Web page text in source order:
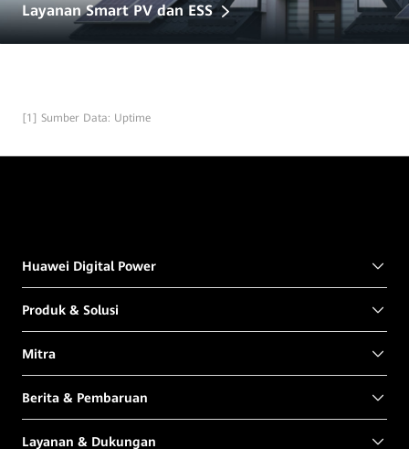
Layanan Smart PV dan ESS
[1] Sumber Data: Uptime
Huawei Digital Power
Produk & Solusi
Mitra
Berita & Pembaruan
Layanan & Dukungan